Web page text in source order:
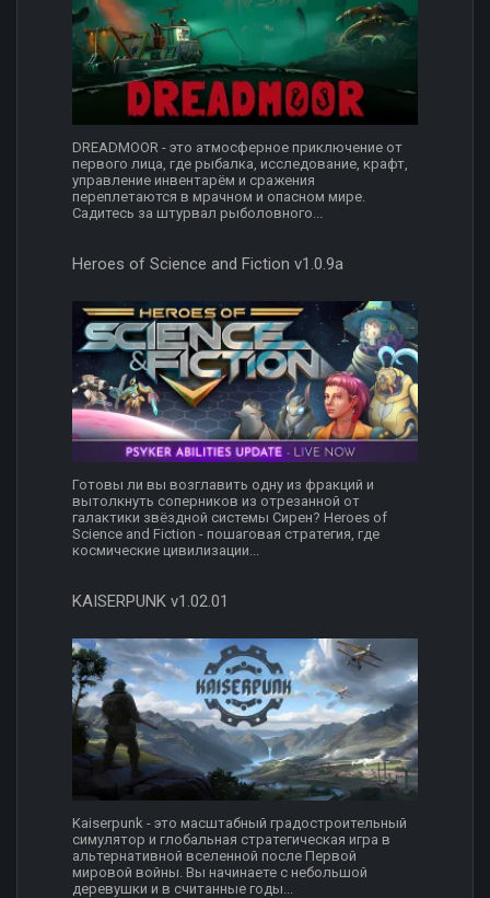
DREADMOOR - это атмосферное приключение от
первого лица, где рыбалка, исследование, крафт,
управление инвентарём и сражения
переплетаются в мрачном и опасном мире.
Садитесь за штурвал рыболовного...
Heroes of Science and Fiction v1.0.9a
Готовы ли вы возглавить одну из фракций и
вытолкнуть соперников из отрезанной от
галактики звёздной системы Сирен? Heroes of
Science and Fiction - пошаговая стратегия, где
космические цивилизации...
KAISERPUNK v1.02.01
Kaiserpunk - это масштабный градостроительный
симулятор и глобальная стратегическая игра в
альтернативной вселенной после Первой
мировой войны. Вы начинаете с небольшой
деревушки и в считанные годы...